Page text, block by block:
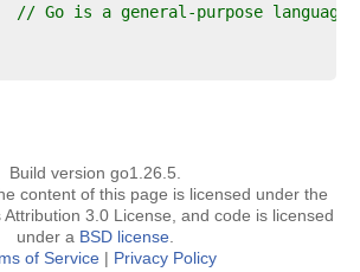
// Go is a general-purpose language
Build version go1.26.5.
content of this page is licensed under the
3.0 License, and code is licensed
under a BSD license.
of Service| Privacy Policy